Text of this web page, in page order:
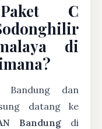
C
di
dan
datang ke
Bandung di